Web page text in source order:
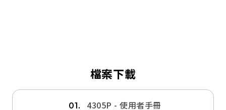
檔案下載
01. 4305P - 使用者手冊